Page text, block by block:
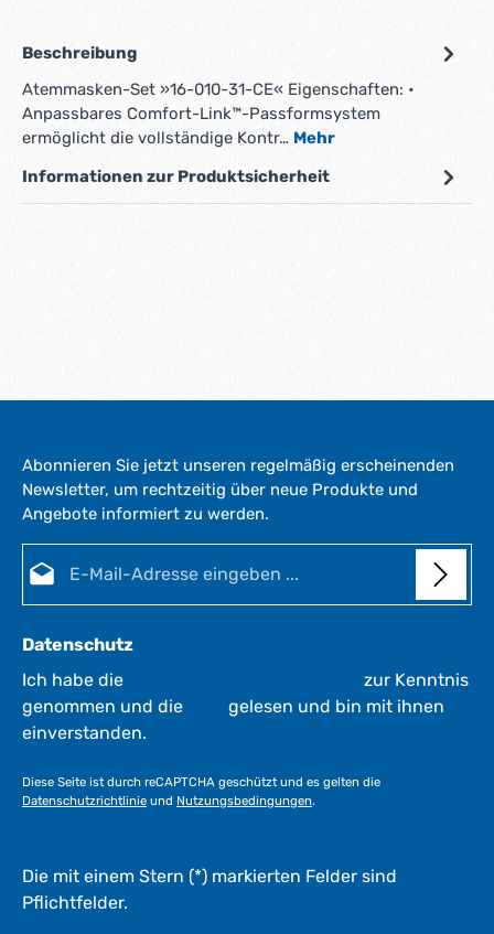
Beschreibung
Atemmasken-Set »16-010-31-CE« Eigenschaften: •
Anpassbares Comfort-Link™-Passformsystem
ermöglicht die vollständige Kontr… Mehr
Informationen zur Produktsicherheit
Abonnieren Sie jetzt unseren regelmäßig erscheinenden
Newsletter, um rechtzeitig über neue Produkte und
Angebote informiert zu werden.
Datenschutz
Ich habe die
zur Kenntnis
genommen und die
gelesen und bin mit ihnen
einverstanden.
Diese Seite ist durch reCAPTCHA geschützt und es gelten die
Datenschutzrichtlinie und Nutzungsbedingungen.
Die mit einem Stern (*) markierten Felder sind
Pflichtfelder.